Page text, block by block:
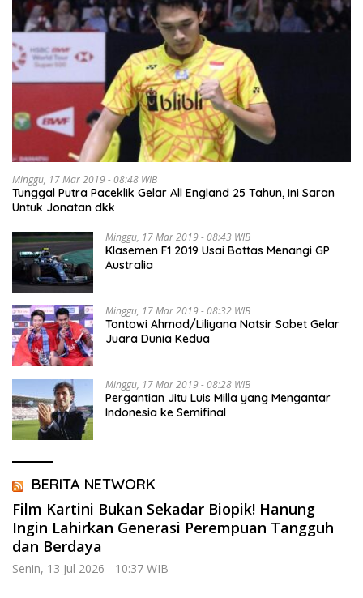
Minggu, 17 Mar 2019 - 08:48 WIB
Tunggal Putra Paceklik Gelar All England 25 Tahun, Ini Saran
Untuk Jonatan dkk
Minggu, 17 Mar 2019 - 08:43 WIB
Klasemen F1 2019 Usai Bottas Menangi GP
Australia
Minggu, 17 Mar 2019 - 08:32 WIB
Tontowi Ahmad/Liliyana Natsir Sabet Gelar
Juara Dunia Kedua
Minggu, 17 Mar 2019 - 08:28 WIB
Pergantian Jitu Luis Milla yang Mengantar
Indonesia ke Semifinal
BERITA NETWORK
Film Kartini Bukan Sekadar Biopik! Hanung
Ingin Lahirkan Generasi Perempuan Tangguh
dan Berdaya
Senin, 13 Jul 2026 - 10:37 WIB